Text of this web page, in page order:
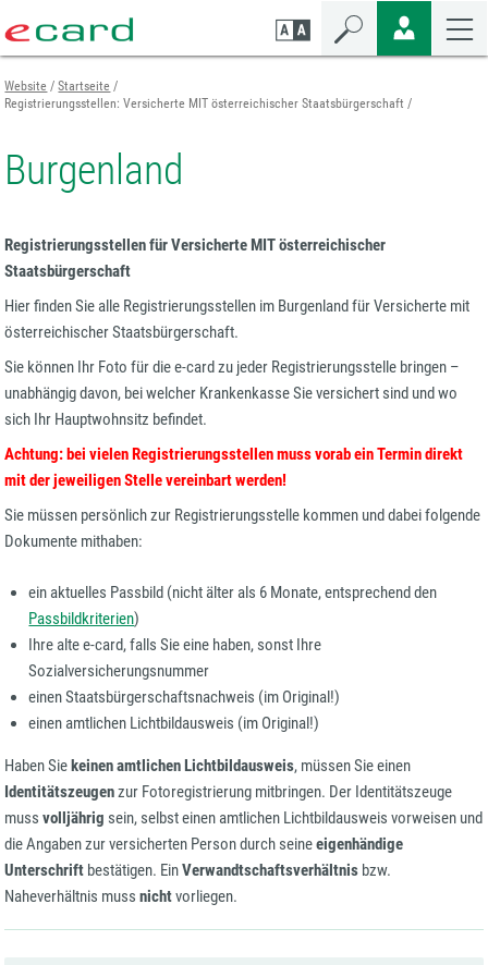
Seiteninhalt
springen
Navigation
springen
Mobilen
Navigation
springen
Website
Startseite
Registrierungsstellen: Versicherte MIT österreichischer Staatsbürgerschaft
Burgenland
Registrierungsstellen für Versicherte MIT österreichischer
Staatsbürgerschaft
Hier finden Sie alle Registrierungsstellen im Burgenland für Versicherte mit
österreichischer Staatsbürgerschaft.
Sie können Ihr Foto für die e-card zu jeder Registrierungsstelle bringen –
unabhängig davon, bei welcher Krankenkasse Sie versichert sind und wo
sich Ihr Hauptwohnsitz befindet.
Achtung: bei vielen Registrierungsstellen muss vorab ein Termin direkt
mit der jeweiligen Stelle vereinbart werden!
Sie müssen persönlich zur Registrierungsstelle kommen und dabei folgende
Dokumente mithaben:
ein aktuelles Passbild (nicht älter als 6 Monate, entsprechend den
Passbildkriterien)
Ihre alte e-card, falls Sie eine haben, sonst Ihre
Sozialversicherungsnummer
einen Staatsbürgerschaftsnachweis (im Original!)
einen amtlichen Lichtbildausweis (im Original!)
Haben Siekeinen amtlichen Lichtbildausweis, müssen Sie einen
Identitätszeugenzur Fotoregistrierung mitbringen. Der Identitätszeuge
mussvolljährig sein, selbst einen amtlichen Lichtbildausweis vorweisen und
die Angaben zur versicherten Person durch seineeigenhändige
Unterschrift bestätigen. EinVerwandtschaftsverhältnis bzw.
Naheverhältnis mussnichtvorliegen.